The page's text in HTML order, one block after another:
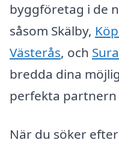
byggföretag i de
såsom Skälby,
Västerås, och
bredda dina
perfekta
När du söker